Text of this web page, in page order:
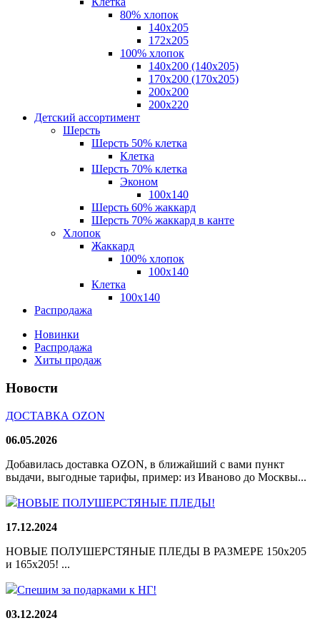
80% хлопок
140x205
172х205
100% хлопок
140x200 (140х205)
170x200 (170х205)
200х200
200х220
Детский ассортимент
Шерсть
Шерсть 50% клетка
Клетка
Шерсть 70% клетка
Эконом
100x140
Шерсть 60% жаккард
Шерсть 70% жаккард в канте
Хлопок
Жаккард
100% хлопок
100x140
Клетка
100х140
Распродажа
Новинки
Распродажа
Хиты продаж
Новости
ДОСТАВКА OZON
06.05.2026
Добавилась доставка OZON, в ближайший с вами пункт
выдачи, выгодные тарифы, пример: из Иваново до Москвы...
НОВЫЕ ПОЛУШЕРСТЯНЫЕ ПЛЕДЫ!
17.12.2024
НОВЫЕ ПОЛУШЕРСТЯНЫЕ ПЛЕДЫ В РАЗМЕРЕ 150х205
и 165х205! ...
Спешим за подарками к НГ!
03.12.2024